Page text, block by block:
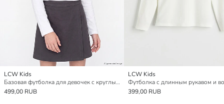
LCW Kids
Базовая футболка для девочек с круглым вырезом
499,00 RUB
LCW Kids
399,00 RUB